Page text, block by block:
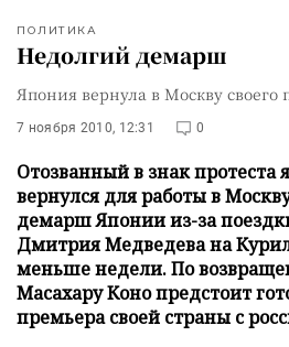
ПОЛИТИКА
Недолгий демарш
Япония вернула в Москву своего
7 ноября 2010, 12:31 0
Отозванный в знак протеста
вернулся для работы в
демарш Японии из-за
Дмитрия Медведева на
меньше недели. По
Масахару Коно предстоит
премьера своей страны с